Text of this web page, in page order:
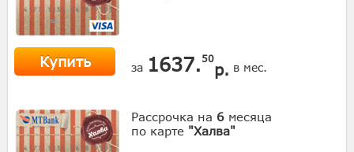
Купить за 1637. 50
р. в мес.
Рассрочка на 6 месяца
по карте "Халва"